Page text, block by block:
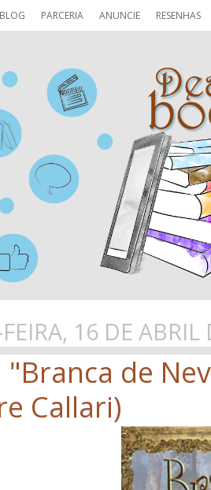
PARCERIA ANUNCIE RESENHAS
16 DE ABRIL
"Branca de
Callari)